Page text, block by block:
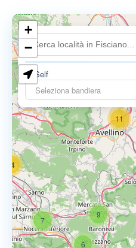
Self
Seleziona bandiera
6
7
9
14
11
0.699 €
+
−